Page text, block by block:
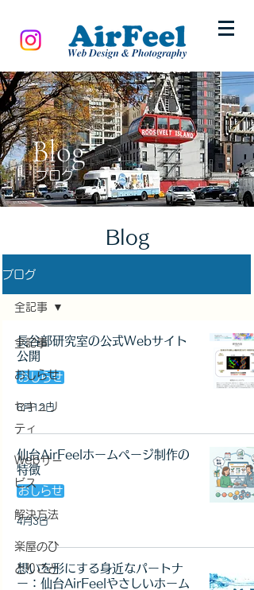
Blog
ブログ
Blog
ブログ
全記事
おしらせ
セキュリ
ティ
Webサー
ビス
解決方法
楽屋のひ
とりごと
全記事
長谷部研究室の公式Webサイト
公開
おしらせ
6月12日
仙台AirFeelホームページ制作の
特徴
おしらせ
4月3日
想いを形にする身近なパートナ
ー：仙台AirFeelやさしいホーム